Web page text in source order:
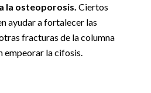
la osteoporosis.Ciertos
ayudar a fortalecer las
fracturas de la columna
la cifosis.